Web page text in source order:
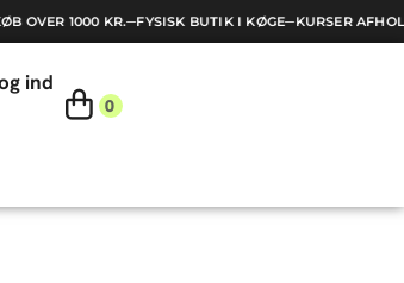
OVER 1000 KR.─FYSISK BUTIK I KØGE─KURSER
ind
0